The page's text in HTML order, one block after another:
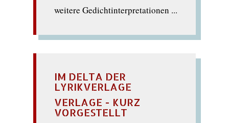
weitere Gedichtinterpretationen ...
IM DELTA DER
LYRIKVERLAGE
VERLAGE - KURZ
VORGESTELLT